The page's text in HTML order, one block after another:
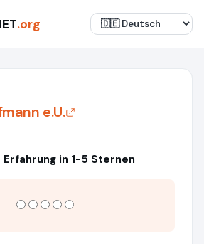
.org
e.U.
Erfahrung in 1-5 Sternen